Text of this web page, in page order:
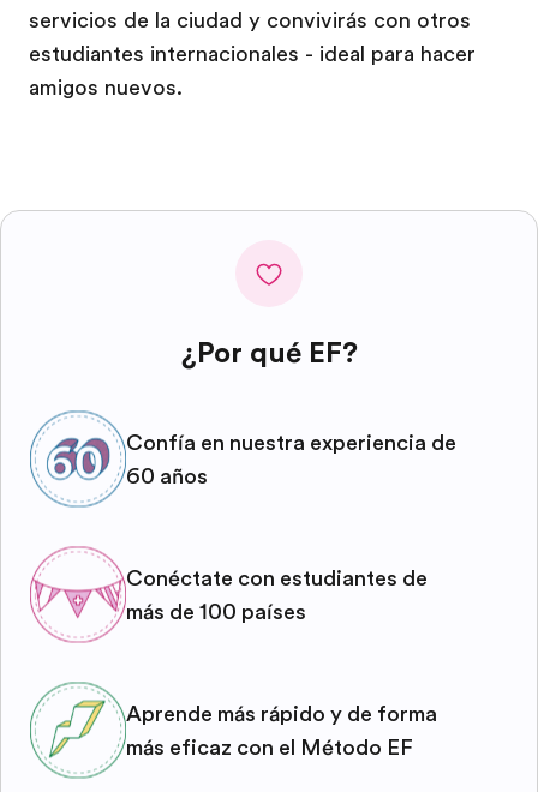
servicios de la ciudad y convivirás con otros
estudiantes internacionales - ideal para hacer
amigos nuevos.
¿Por qué EF?
Confía en nuestra experiencia de
60 años
Conéctate con estudiantes de
más de 100 países
Aprende más rápido y de forma
más eficaz con el Método EF